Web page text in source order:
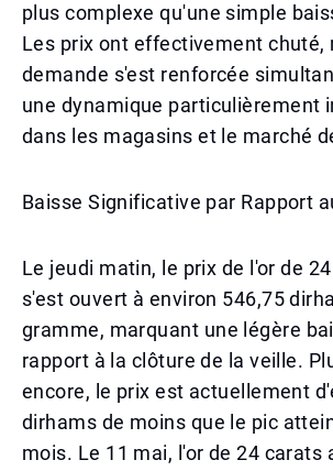
plus complexe qu'une simple
Les prix ont effectivement chuté,
demande s'est renforcée
une dynamique particulièrement
dans les magasins et le marché
Baisse Significative par Rapport
Le jeudi matin, le prix de l'or de
s'est ouvert à environ 546,75
gramme, marquant une légère
rapport à la clôture de la veille.
encore, le prix est actuellement
dirhams de moins que le pic
mois. Le 11 mai, l'or de 24 carats